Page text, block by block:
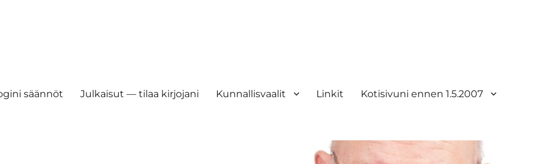
säännöt Julkaisut — tilaa kirjojani Kunnallisvaalit Linkit Kotisivuni ennen 1.5.2007